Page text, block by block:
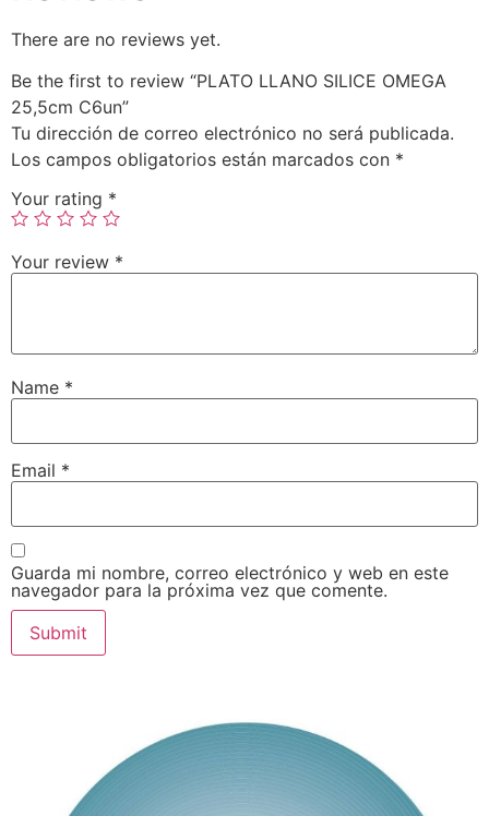
There are no reviews yet.
Be the first to review “PLATO LLANO SILICE OMEGA
25,5cm C6un”
Tu dirección de correo electrónico no será publicada.
Los campos obligatorios están marcados con *
Your rating *
Your review *
Name *
Email *
Guarda mi nombre, correo electrónico y web en este
navegador para la próxima vez que comente.